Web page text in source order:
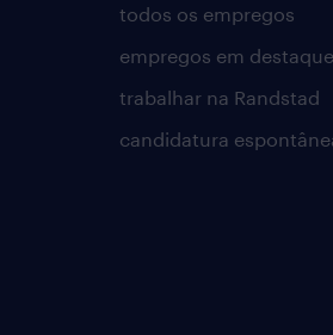
todos os empregos
empregos em destaque
trabalhar na Randstad
candidatura